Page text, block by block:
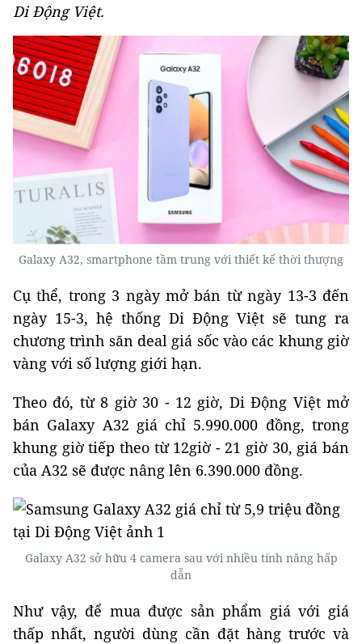
Di Động Việt.
Galaxy A32, smartphone tầm trung với thiết kế thời thượng
Cụ thể, trong 3 ngày mở bán từ ngày 13-3 đến
ngày 15-3, hệ thống Di Động Việt sẽ tung ra
chương trình săn deal giá sốc vào các khung giờ
vàng với số lượng giới hạn.
Theo đó, từ 8 giờ 30 - 12 giờ, Di Động Việt mở
bán Galaxy A32 giá chỉ 5.990.000 đồng, trong
khung giờ tiếp theo từ 12giờ - 21 giờ 30, giá bán
của A32 sẽ được nâng lên 6.390.000 đồng.
Galaxy A32 sở hữu 4 camera sau với nhiều tính năng hấp
dẫn
Như vậy, để mua được sản phẩm giá với giá
thấp nhất, người dùng cần đặt hàng trước và